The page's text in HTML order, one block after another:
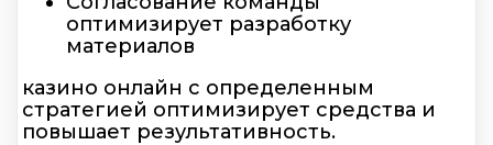
оптимизирует разработку
материалов
казино онлайн с определенным
стратегией оптимизирует средства и
повышает результативность.